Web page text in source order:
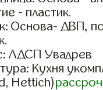
- пластик.
Основа- ДВП,
ЛДСП Увадрев
Кухня
Hettich)